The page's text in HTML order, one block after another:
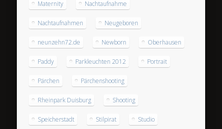
Maternity Nachtaufnahme
Nachtaufnahmen Neugeboren
neunzehn72.de Newborn Oberhausen
Paddy Parkleuchten 2012 Portrait
Pärchen Pärchenshooting
Rheinpark Duisburg Shooting
Speicherstadt Stilpirat Studio